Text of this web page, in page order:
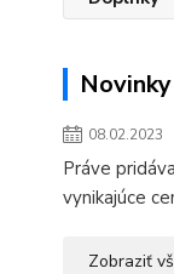
Novinky
08.02.2023
Práve
vynikajúce
Zobraziť